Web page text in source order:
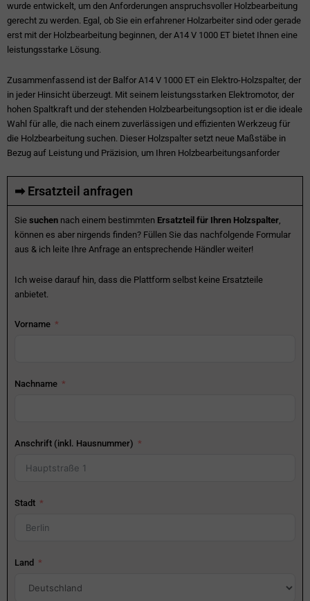
wurde entwickelt, um den Anforderungen anspruchsvoller Holzbearbeitung
gerecht zu werden. Egal, ob Sie ein erfahrener Holzarbeiter sind oder gerade
erst mit der Holzbearbeitung beginnen, der A14 V 1000 ET bietet Ihnen eine
leistungsstarke Lösung.
Zusammenfassend ist der Balfor A14 V 1000 ET ein Elektro-Holzspalter, der
in jeder Hinsicht überzeugt. Mit seinem leistungsstarken Elektromotor, der
hohen Spaltkraft und der stehenden Holzbearbeitungsoption ist er die ideale
Wahl für alle, die nach einem zuverlässigen und effizienten Werkzeug für
die Holzbearbeitung suchen. Dieser Holzspalter setzt neue Maßstäbe in
Bezug auf Leistung und Präzision, um Ihren Holzbearbeitungsanforder
➡ Ersatzteil anfragen
Sie suchen nach einem bestimmten Ersatzteil für Ihren Holzspalter
können es aber nirgends finden? Füllen Sie das nachfolgende Formular
aus & ich leite Ihre Anfrage an entsprechende Händler weiter!
Ich weise darauf hin, dass die Plattform selbst keine Ersatzteile
anbietet.
Vorname
Nachname
Anschrift (inkl. Hausnummer)
Stadt
Land